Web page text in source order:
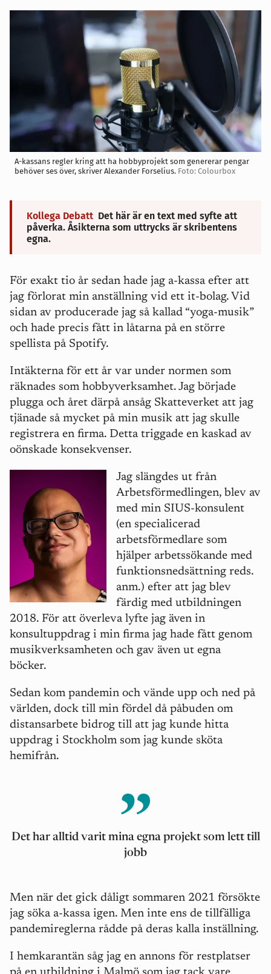
A-kassans regler kring att ha hobbyprojekt som genererar pengar
behöver ses över, skriver Alexander Forselius. Foto: Colourbox
Kollega Debatt Det här är en text med syfte att
påverka. Åsikterna som uttrycks är skribentens
egna.
För exakt tio år sedan hade jag a-kassa efter att
jag förlorat min anställning vid ett it-bolag. Vid
sidan av producerade jag så kallad “yoga-musik”
och hade precis fått in låtarna på en större
spellista på Spotify.
Intäkterna för ett år var under normen som
räknades som hobbyverksamhet. Jag började
plugga och året därpå ansåg Skatteverket att jag
tjänade så mycket på min musik att jag skulle
registrera en firma. Detta triggade en kaskad av
oönskade konsekvenser.
Jag slängdes ut från
Arbetsförmedlingen, blev av
med min SIUS-konsulent
(en specialicerad
arbetsförmedlare som
hjälper arbetssökande med
funktionsnedsättning reds.
anm.) efter att jag blev
färdig med utbildningen
2018. För att överleva lyfte jag även in
konsultuppdrag i min firma jag hade fått genom
musikverksamheten och gav även ut egna
böcker.
Sedan kom pandemin och vände upp och ned på
världen, dock till min fördel då påbuden om
distansarbete bidrog till att jag kunde hitta
uppdrag i Stockholm som jag kunde sköta
hemifrån.
Det har alltid varit mina egna projekt som lett till
jobb
Men när det gick dåligt sommaren 2021 försökte
jag söka a-kassa igen. Men inte ens de tillfälliga
pandemireglerna rådde på deras kalla inställning.
I hemkarantän såg jag en annons för restplatser